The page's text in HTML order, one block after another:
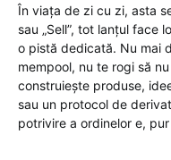
În viața de zi cu zi, asta
sau „Sell”, tot lanțul face
o pistă dedicată. Nu mai
mempool, nu te rogi să
construiește produse,
sau un protocol de
potrivire a ordinelor e,